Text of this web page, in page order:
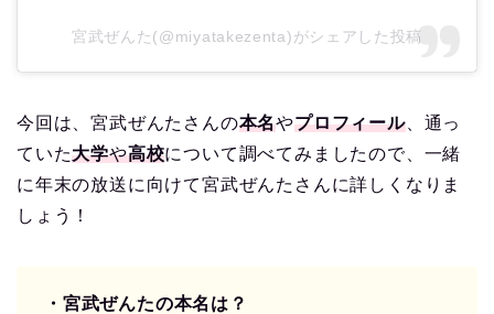
宮武ぜんた(@miyatakezenta)がシェアした投稿
今回は、宮武ぜんたさんの本名やプロフィール、通っ
ていた大学や高校について調べてみましたので、一緒
に年末の放送に向けて宮武ぜんたさんに詳しくなりま
しょう！
・宮武ぜんたの本名は？